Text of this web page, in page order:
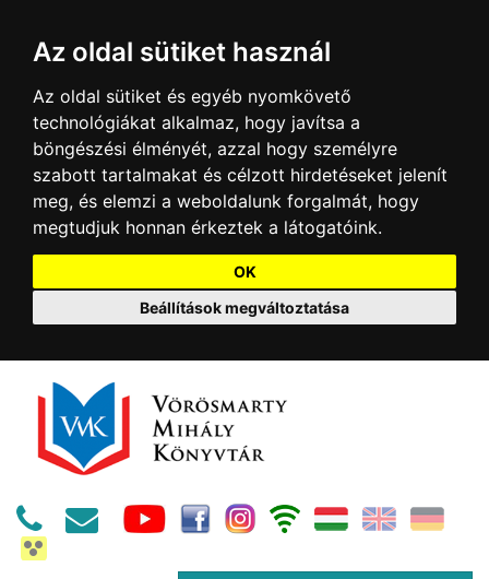
Az oldal sütiket használ
Az oldal sütiket és egyéb nyomkövető
technológiákat alkalmaz, hogy javítsa a
böngészési élményét, azzal hogy személyre
szabott tartalmakat és célzott hirdetéseket jelenít
meg, és elemzi a weboldalunk forgalmát, hogy
megtudjuk honnan érkeztek a látogatóink.
OK
Beállítások megváltoztatása